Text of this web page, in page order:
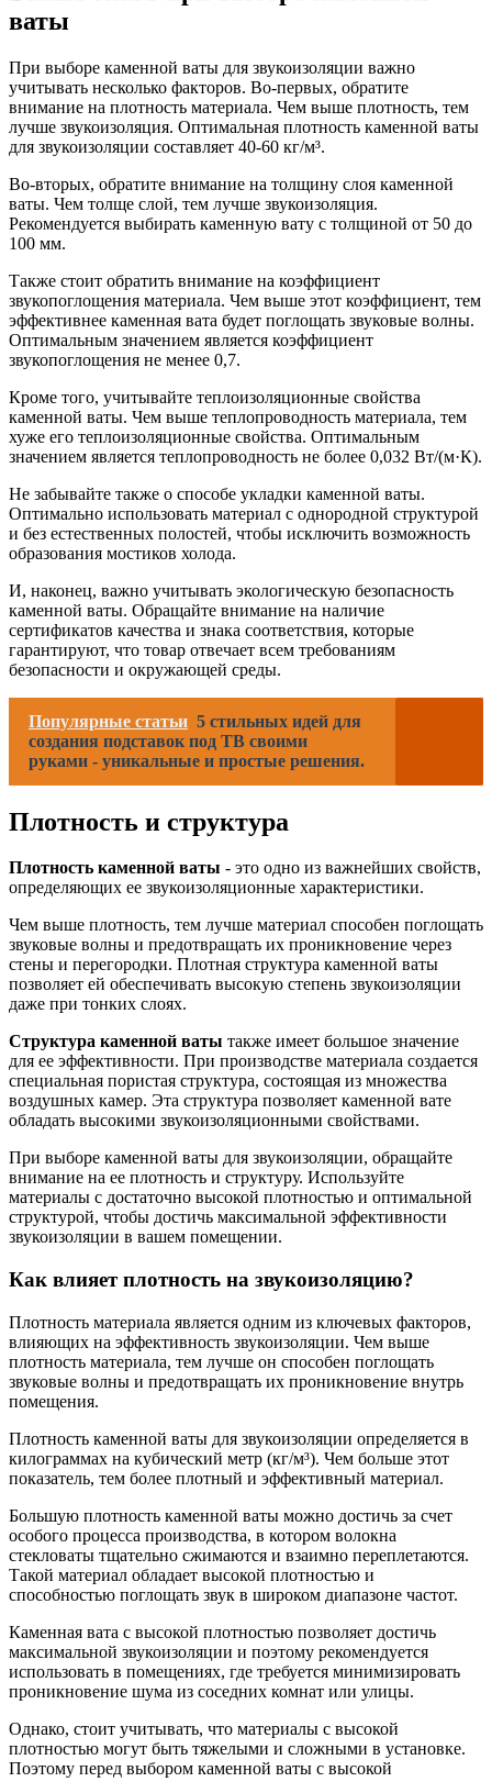
ваты
При выборе каменной ваты для звукоизоляции важно
учитывать несколько факторов. Во-первых, обратите
внимание на плотность материала. Чем выше плотность, тем
лучше звукоизоляция. Оптимальная плотность каменной ваты
для звукоизоляции составляет 40-60 кг/м³.
Во-вторых, обратите внимание на толщину слоя каменной
ваты. Чем толще слой, тем лучше звукоизоляция.
Рекомендуется выбирать каменную вату с толщиной от 50 до
100 мм.
Также стоит обратить внимание на коэффициент
звукопоглощения материала. Чем выше этот коэффициент, тем
эффективнее каменная вата будет поглощать звуковые волны.
Оптимальным значением является коэффициент
звукопоглощения не менее 0,7.
Кроме того, учитывайте теплоизоляционные свойства
каменной ваты. Чем выше теплопроводность материала, тем
хуже его теплоизоляционные свойства. Оптимальным
значением является теплопроводность не более 0,032 Вт/(м·К).
Не забывайте также о способе укладки каменной ваты.
Оптимально использовать материал с однородной структурой
и без естественных полостей, чтобы исключить возможность
образования мостиков холода.
И, наконец, важно учитывать экологическую безопасность
каменной ваты. Обращайте внимание на наличие
сертификатов качества и знака соответствия, которые
гарантируют, что товар отвечает всем требованиям
безопасности и окружающей среды.
Популярные статьи 5 стильных идей для
создания подставок под ТВ своими
руками - уникальные и простые решения.
Плотность и структура
Плотность каменной ваты - это одно из важнейших свойств,
определяющих ее звукоизоляционные характеристики.
Чем выше плотность, тем лучше материал способен поглощать
звуковые волны и предотвращать их проникновение через
стены и перегородки. Плотная структура каменной ваты
позволяет ей обеспечивать высокую степень звукоизоляции
даже при тонких слоях.
Структура каменной ваты также имеет большое значение
для ее эффективности. При производстве материала создается
специальная пористая структура, состоящая из множества
воздушных камер. Эта структура позволяет каменной вате
обладать высокими звукоизоляционными свойствами.
При выборе каменной ваты для звукоизоляции, обращайте
внимание на ее плотность и структуру. Используйте
материалы с достаточно высокой плотностью и оптимальной
структурой, чтобы достичь максимальной эффективности
звукоизоляции в вашем помещении.
Как влияет плотность на звукоизоляцию?
Плотность материала является одним из ключевых факторов,
влияющих на эффективность звукоизоляции. Чем выше
плотность материала, тем лучше он способен поглощать
звуковые волны и предотвращать их проникновение внутрь
помещения.
Плотность каменной ваты для звукоизоляции определяется в
килограммах на кубический метр (кг/м³). Чем больше этот
показатель, тем более плотный и эффективный материал.
Большую плотность каменной ваты можно достичь за счет
особого процесса производства, в котором волокна
стекловаты тщательно сжимаются и взаимно переплетаются.
Такой материал обладает высокой плотностью и
способностью поглощать звук в широком диапазоне частот.
Каменная вата с высокой плотностью позволяет достичь
максимальной звукоизоляции и поэтому рекомендуется
использовать в помещениях, где требуется минимизировать
проникновение шума из соседних комнат или улицы.
Однако, стоит учитывать, что материалы с высокой
плотностью могут быть тяжелыми и сложными в установке.
Поэтому перед выбором каменной ваты с высокой